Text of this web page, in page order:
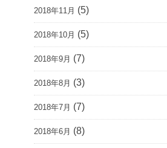
2018年11月 (5)
2018年10月 (5)
2018年9月 (7)
2018年8月 (3)
2018年7月 (7)
2018年6月 (8)